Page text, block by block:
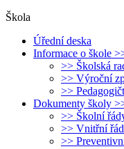
Škola
Úřední deska
Informace o škole
>> Školská
>> Výroční
>>
Dokumenty školy
>> Školní
>> Vnitřní
>>